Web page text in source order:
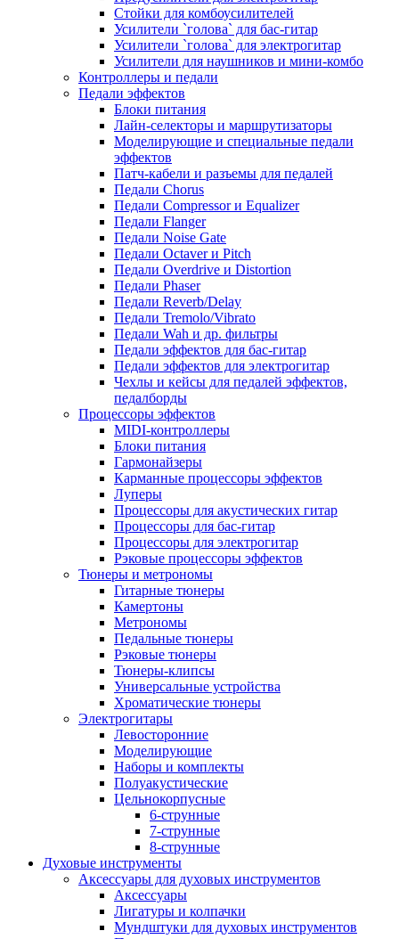
Стойки для комбоусилителей
Усилители `голова` для бас-гитар
Усилители `голова` для электрогитар
Усилители для наушников и мини-комбо
Контроллеры и педали
Педали эффектов
Блоки питания
Лайн-селекторы и маршрутизаторы
Моделирующие и специальные педали
эффектов
Патч-кабели и разъемы для педалей
Педали Chorus
Педали Compressor и Equalizer
Педали Flanger
Педали Noise Gate
Педали Octaver и Pitch
Педали Overdrive и Distortion
Педали Phaser
Педали Reverb/Delay
Педали Tremolo/Vibrato
Педали Wah и др. фильтры
Педали эффектов для бас-гитар
Педали эффектов для электрогитар
Чехлы и кейсы для педалей эффектов,
педалборды
Процессоры эффектов
MIDI-контроллеры
Блоки питания
Гармонайзеры
Карманные процессоры эффектов
Луперы
Процессоры для акустических гитар
Процессоры для бас-гитар
Процессоры для электрогитар
Рэковые процессоры эффектов
Тюнеры и метрономы
Гитарные тюнеры
Камертоны
Метрономы
Педальные тюнеры
Рэковые тюнеры
Тюнеры-клипсы
Универсальные устройства
Хроматические тюнеры
Электрогитары
Левосторонние
Моделирующие
Наборы и комплекты
Полуакустические
Цельнокорпусные
6-струнные
7-струнные
8-струнные
Духовые инструменты
Аксессуары для духовых инструментов
Аксессуары
Лигатуры и колпачки
Мундштуки для духовых инструментов